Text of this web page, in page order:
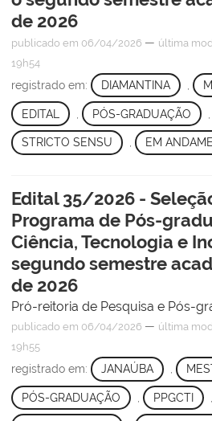
de 2026
publicado em 06/04/2026 — última
19h54
registrado em: DIAMANTINA
EDITAL PÓS-GRADUAÇÃO
STRICTO SENSU , EM
Edital 35/2026 -
Programa de Pós-
Ciência, Tecnologia e
segundo semestre
de 2026
Pró-reitoria de Pesquisa e Pós-
publicado em 06/04/2026 — última
19h55
registrado em: JANAÚBA
PÓS-GRADUAÇÃO PPGCTI